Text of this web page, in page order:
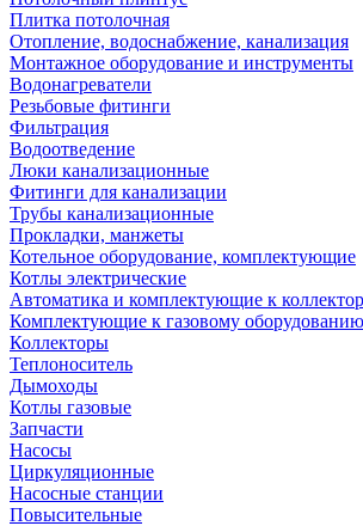
Плитка потолочная
Отопление, водоснабжение, канализация
Монтажное оборудование и инструменты
Водонагреватели
Резьбовые фитинги
Фильтрация
Водоотведение
Люки канализационные
Фитинги для канализации
Трубы канализационные
Прокладки, манжеты
Котельное оборудование, комплектующие
Котлы электрические
Автоматика и комплектующие к
Комплектующие к газовому оборудованию
Коллекторы
Теплоноситель
Дымоходы
Котлы газовые
Запчасти
Насосы
Циркуляционные
Насосные станции
Повысительные